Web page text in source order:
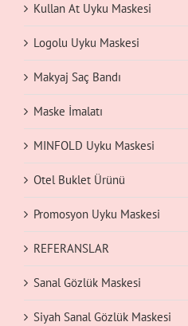
Kullan At Uyku Maskesi
Logolu Uyku Maskesi
Makyaj Saç Bandı
Maske İmalatı
MINFOLD Uyku Maskesi
Otel Buklet Ürünü
Promosyon Uyku Maskesi
REFERANSLAR
Sanal Gözlük Maskesi
Siyah Sanal Gözlük Maskesi